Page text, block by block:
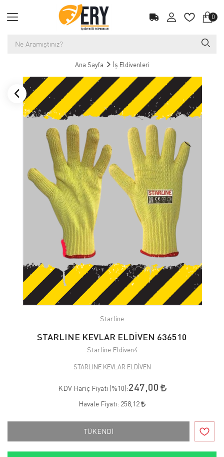
0
Ana Sayfa İş Eldivenleri
Starline
STARLINE KEVLAR ELDİVEN 636510
Starline Eldiven4
STARLINE KEVLAR ELDİVEN
KDV Hariç Fiyatı (%10):247,00
Havale Fiyatı: 258,12
TÜKENDİ